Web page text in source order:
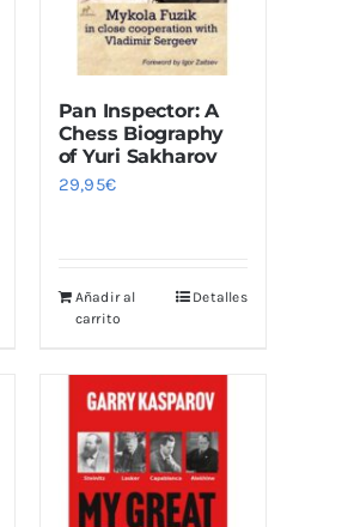
Pan Inspector: A
Chess Biography
of Yuri Sakharov
29,95€
Añadir al
carrito
Detalles